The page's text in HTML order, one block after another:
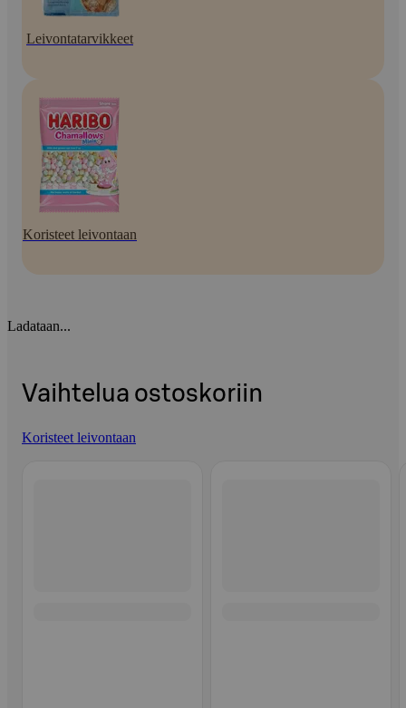
Leivontatarvikkeet
Koristeet leivontaan
Ladataan...
Vaihtelua ostoskoriin
Koristeet leivontaan